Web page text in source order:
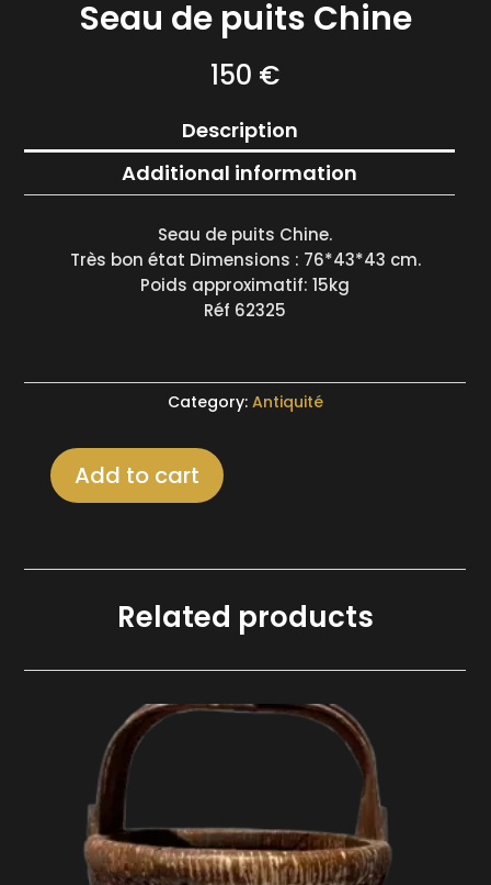
Seau de puits Chine
150 €
Description
Additional information
Seau de puits Chine.
Très bon état Dimensions : 76*43*43 cm.
Poids approximatif: 15kg
Réf 62325
Category: Antiquité
Seau
Add to cart
Related products